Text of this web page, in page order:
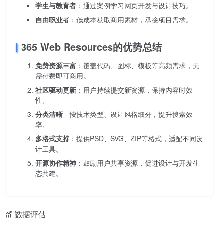
学生与教育者 ：通过案例学习网页开发与设计技巧。
自由职业者 ：低成本获取商用素材，承接项目需求。
365 Web Resources的优势总结
免费资源丰富 ：覆盖代码、图标、模板等高频需求，无
需付费即可商用。
社区驱动更新 ：用户持续提交新资源，保持内容时效
性。
分类清晰 ：按技术类型、设计风格细分，提升搜索效
率。
多格式支持 ：提供PSD、SVG、ZIP等格式，适配不同设
计工具。
开源协作精神 ：鼓励用户共享资源，促进设计与开发生
态共建。
数据评估